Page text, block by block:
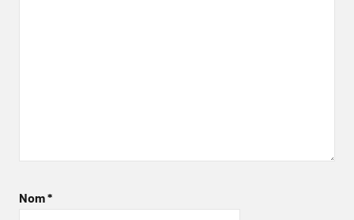
Nom*